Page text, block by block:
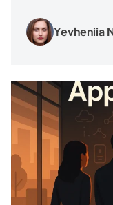
Yevheniia